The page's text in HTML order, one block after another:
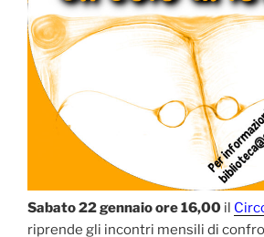
Sabato 22 gennaio ore 16,00 il
riprende gli incontri mensili di